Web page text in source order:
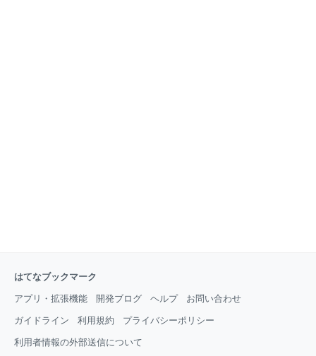
はてなブックマーク
アプリ・拡張機能 開発ブログ ヘルプ お問い合わせ
ガイドライン 利用規約 プライバシーポリシー
利用者情報の外部送信について